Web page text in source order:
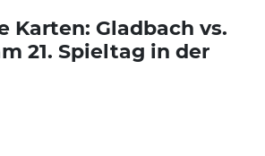
Karten: Gladbach vs.
21. Spieltag in der